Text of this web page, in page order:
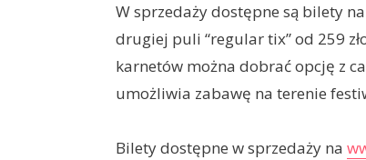
W sprzedaży dostępne są bilety na
drugiej puli “regular tix” od 259
karnetów można dobrać opcję z
umożliwia zabawę na terenie
Bilety dostępne w sprzedaży na